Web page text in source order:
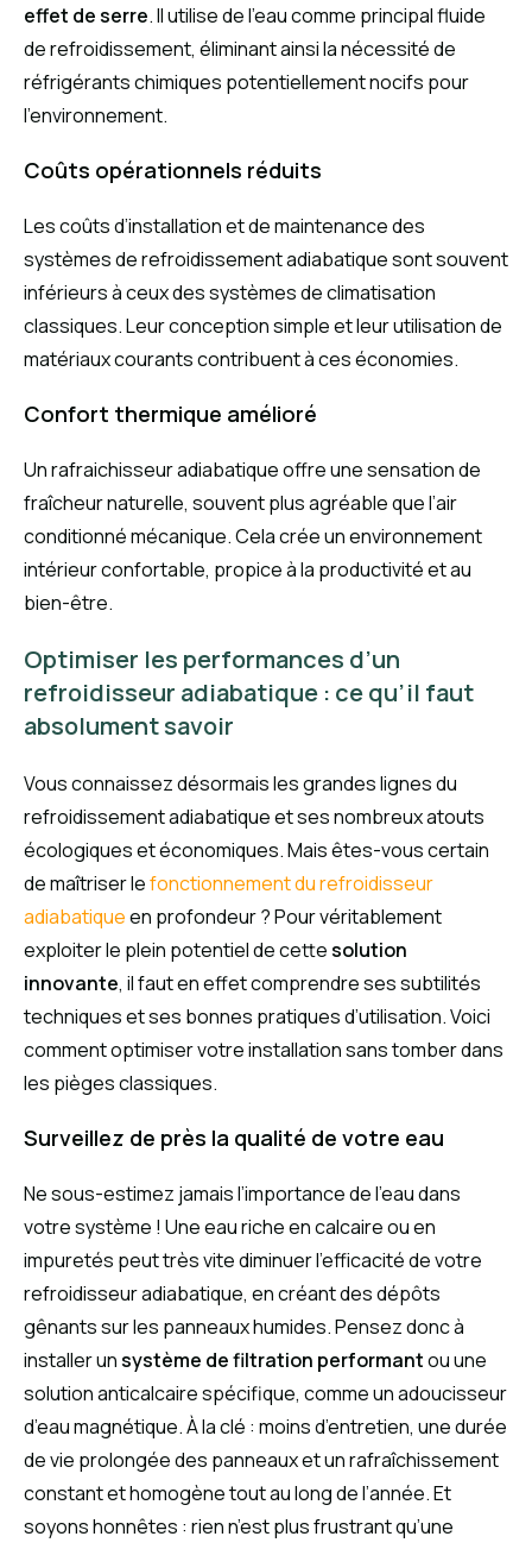
effet de serre. Il utilise de l’eau comme principal fluide
de refroidissement, éliminant ainsi la nécessité de
réfrigérants chimiques potentiellement nocifs pour
l’environnement.
Coûts opérationnels réduits
Les coûts d’installation et de maintenance des
systèmes de refroidissement adiabatique sont souvent
inférieurs à ceux des systèmes de climatisation
classiques. Leur conception simple et leur utilisation de
matériaux courants contribuent à ces économies.
Confort thermique amélioré
Un rafraichisseur adiabatique offre une sensation de
fraîcheur naturelle, souvent plus agréable que l’air
conditionné mécanique. Cela crée un environnement
intérieur confortable, propice à la productivité et au
bien-être.
Optimiser les performances d’un
refroidisseur adiabatique : ce qu’il faut
absolument savoir
Vous connaissez désormais les grandes lignes du
refroidissement adiabatique et ses nombreux atouts
écologiques et économiques. Mais êtes-vous certain
de maîtriser lefonctionnement du refroidisseur
adiabatiqueen profondeur ? Pour véritablement
exploiter le plein potentiel de cettesolution
innovante, il faut en effet comprendre ses subtilités
techniques et ses bonnes pratiques d’utilisation. Voici
comment optimiser votre installation sans tomber dans
les pièges classiques.
Surveillez de près la qualité de votre eau
Ne sous-estimez jamais l’importance de l’eau dans
votre système ! Une eau riche en calcaire ou en
impuretés peut très vite diminuer l’efficacité de votre
refroidisseur adiabatique, en créant des dépôts
gênants sur les panneaux humides. Pensez donc à
installer unsystème de filtration performantou une
solution anticalcaire spécifique, comme un adoucisseur
d’eau magnétique. À la clé : moins d’entretien, une durée
de vie prolongée des panneaux et un rafraîchissement
constant et homogène tout au long de l’année. Et
soyons honnêtes : rien n’est plus frustrant qu’une